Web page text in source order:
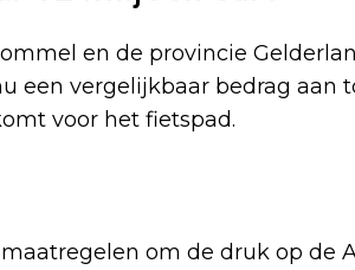
en de provincie
een vergelijkbaar bedrag aan
voor het fietspad.
om de druk op de